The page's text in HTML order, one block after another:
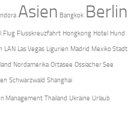
Asien Bangkok Berlin
Flug Flusskreuzfahrt Hongkong Hotel Hund
LAN Las Vegas Ligurien Madrid Mexiko Stadt
Nordamerika Ortasee Ossiacher See
Schwarzwald Shanghai
Management Thailand Ukraine Urlaub